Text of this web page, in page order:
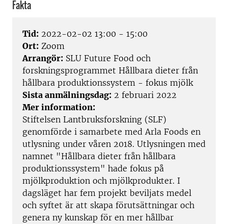
Fakta
Tid: 2022-02-02 13:00 - 15:00
Ort: Zoom
Arrangör: SLU Future Food och
forskningsprogrammet Hållbara dieter från
hållbara produktionssystem - fokus mjölk
Sista anmälningsdag: 2 februari 2022
Mer information:
Stiftelsen Lantbruksforskning (SLF)
genomförde i samarbete med Arla Foods en
utlysning under våren 2018. Utlysningen med
namnet "Hållbara dieter från hållbara
produktionssystem" hade fokus på
mjölkproduktion och mjölkprodukter. I
dagsläget har fem projekt beviljats medel
och syftet är att skapa förutsättningar och
genera ny kunskap för en mer hållbar